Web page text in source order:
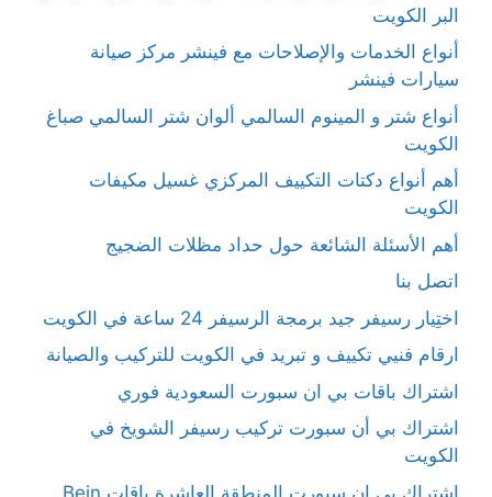
البر الكويت
أنواع الخدمات والإصلاحات مع فينشر مركز صيانة
سيارات فينشر
أنواع شتر و المينوم السالمي ألوان شتر السالمي صباغ
الكويت
أهم أنواع دكتات التكييف المركزي غسيل مكيفات
الكويت
أهم الأسئلة الشائعة حول حداد مظلات الضجيج
اتصل بنا
اختِيار رسيفر جيد برمجة الرسيفر 24 ساعة في الكويت
ارقام فنيي تكييف و تبريد في الكويت للتركيب والصيانة
اشتراك باقات بي ان سبورت السعودية فوري
اشتراك بي أن سبورت تركيب رسيفر الشويخ في
الكويت
اشتراك بي ان سبورت المنطقة العاشرة باقات Bein